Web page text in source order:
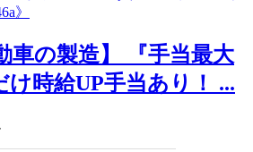
車の製造】 『手当最大
け時給UP手当あり！ ...